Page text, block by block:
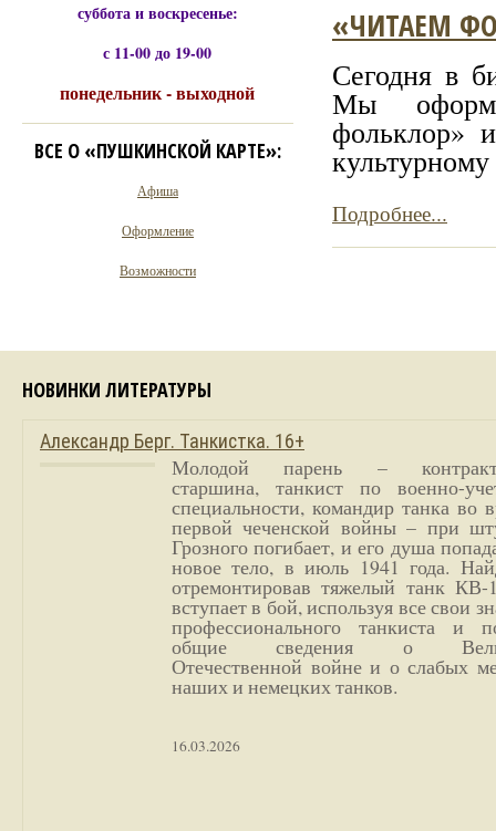
«ЧИТАЕМ
Сегодня в
Мы
фольклор»
Подробнее...
суббота и воскресенье:
с 11-00 до 19-00
понедельник - выходной
ВСЕ О «ПУШКИНСКОЙ КАРТЕ»:
Афиша
Оформление
Возможности
НОВИНКИ ЛИТЕРАТУРЫ
Александр Берг. Танкистка. 16+
Молодой парень –
старшина, танкист по военно-
специальности, командир танка во
первой чеченской войны – при
Грозного погибает, и его душа
новое тело, в июль 1941 года.
отремонтировав тяжелый танк
вступает в бой, используя все свои
профессионального танкиста и
общие сведения о
Отечественной войне и о слабых
наших и немецких танков.
16.03.2026